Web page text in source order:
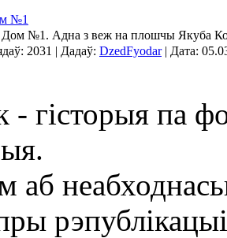
№1
Дом №1. Адна з веж на плошчы Якуба
2031 | Дадаў: DzedFyodar| Дата:
гісторыя па
аб